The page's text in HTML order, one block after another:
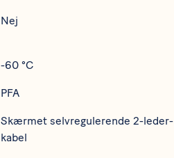
Nej
-60 °C
PFA
Skærmet selvregulerende 2-leder-
kabel